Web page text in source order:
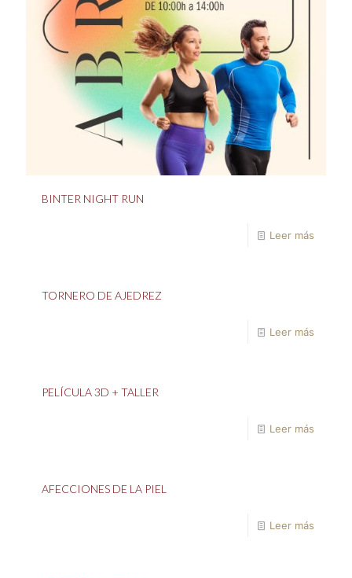
BINTER NIGHT RUN
Leer más
TORNERO DE AJEDREZ
Leer más
PELÍCULA 3D + TALLER
Leer más
AFECCIONES DE LA PIEL
Leer más